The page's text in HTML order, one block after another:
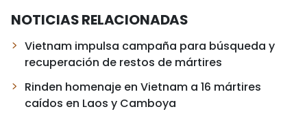
NOTICIAS RELACIONADAS
Vietnam impulsa campaña para búsqueda y
recuperación de restos de mártires
Rinden homenaje en Vietnam a 16 mártires
caídos en Laos y Camboya